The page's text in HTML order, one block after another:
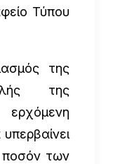
Τύπου
της
της
ποσόν των